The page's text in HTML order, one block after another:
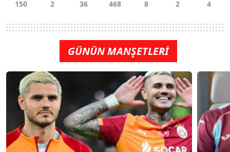
GÜNÜN MANŞETLERİ